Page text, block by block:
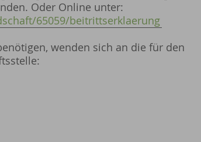
Oder Online unter:
65059/beitrittserklaerung
wenden sich an die für den